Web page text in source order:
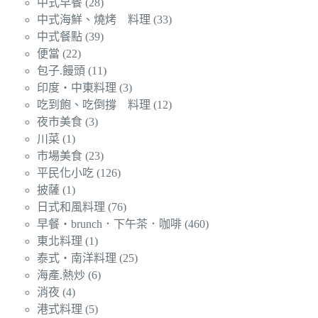
中式海鮮、燒烤 料理 (33)
中式餐點 (39)
便當 (22)
包子.饅頭 (11)
印度‧中東料理 (3)
吃到飽、吃倒撐 料理 (12)
夜市美食 (3)
川菜 (1)
市場美食 (23)
平民化小吃 (126)
披薩 (1)
日式和風料理 (76)
早餐‧brunch．下午茶．咖啡 (460)
東北料理 (1)
泰式‧南洋料理 (25)
海產.熱炒 (6)
消夜 (4)
港式料理 (5)